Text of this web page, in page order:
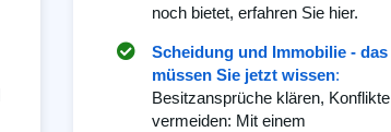
noch bietet, erfahren Sie hier.
Scheidung und Immobilie - das
müssen Sie jetzt wissen:
Besitzansprüche klären, Konflikte
vermeiden: Mit einem